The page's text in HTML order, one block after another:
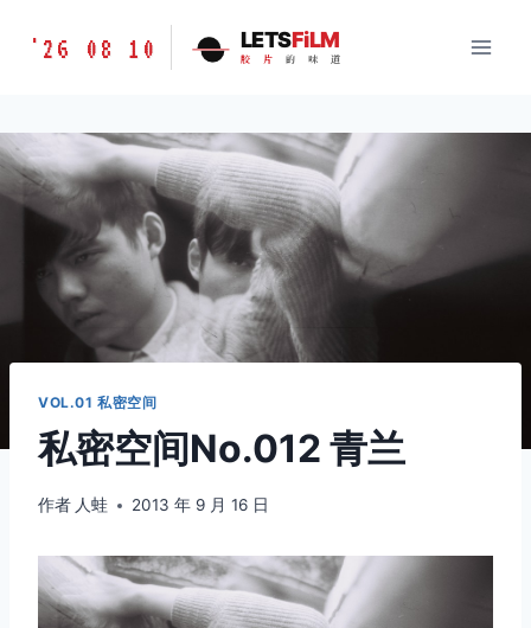
胶
味
道
LETSFILM
'26 08 10 LETSFiLM
胶 片 的 味 道
VOL.01 私密空间
私密空间No.012 青兰
作者 人蛙 2013 年 9 月 16 日